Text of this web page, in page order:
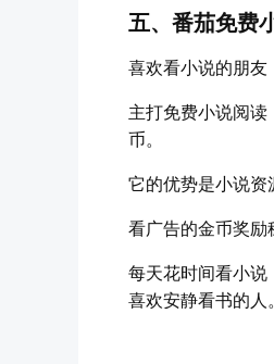
五、番茄免费
喜欢看小说的朋友
主打免费小说阅
币。
它的优势是小说资
看广告的金币奖励
每天花时间看小说
喜欢安静看书的人